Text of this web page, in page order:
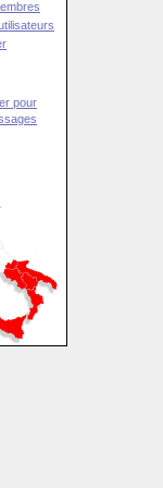
pour